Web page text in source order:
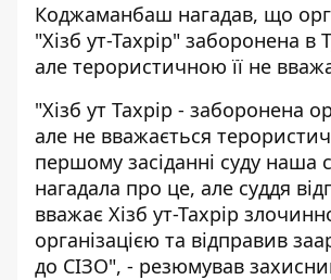
Коджаманбаш нагадав, що
"Хізб ут-Тахрір" заборонена в
але терористичною її не
"Хізб ут Тахрір - заборонена
але не вважається
першому засіданні суду наша
нагадала про це, але суддя
вважає Хізб ут-Тахрір
організацією та відправив
до СІЗО", - резюмував